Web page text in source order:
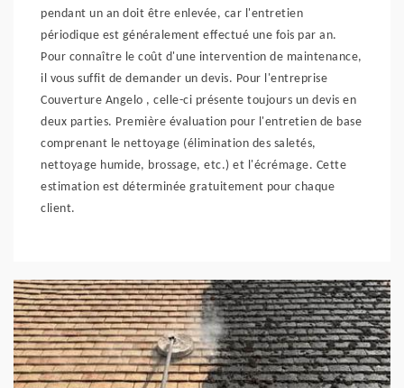
pendant un an doit être enlevée, car l'entretien
périodique est généralement effectué une fois par an.
Pour connaître le coût d'une intervention de maintenance,
il vous suffit de demander un devis. Pour l'entreprise
Couverture Angelo , celle-ci présente toujours un devis en
deux parties. Première évaluation pour l'entretien de base
comprenant le nettoyage (élimination des saletés,
nettoyage humide, brossage, etc.) et l'écrémage. Cette
estimation est déterminée gratuitement pour chaque
client.